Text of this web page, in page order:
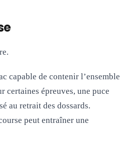
capable de contenir l’ensemble
certaines épreuves, une puce
au retrait des dossards.
peut entraîner une